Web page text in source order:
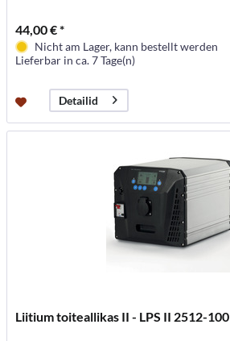
44,00 € *
Nicht am Lager, kann bestellt werden
Lieferbar in ca. 7 Tage(n)
Detailid
Liitium toiteallikas II - LPS II 2512-100